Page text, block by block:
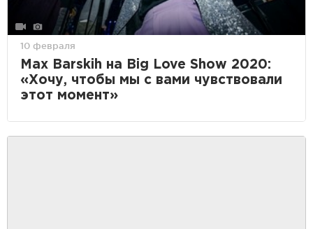
10 февраля
Max Barskih на Big Love Show 2020:
«Хочу, чтобы мы с вами чувствовали
этот момент»